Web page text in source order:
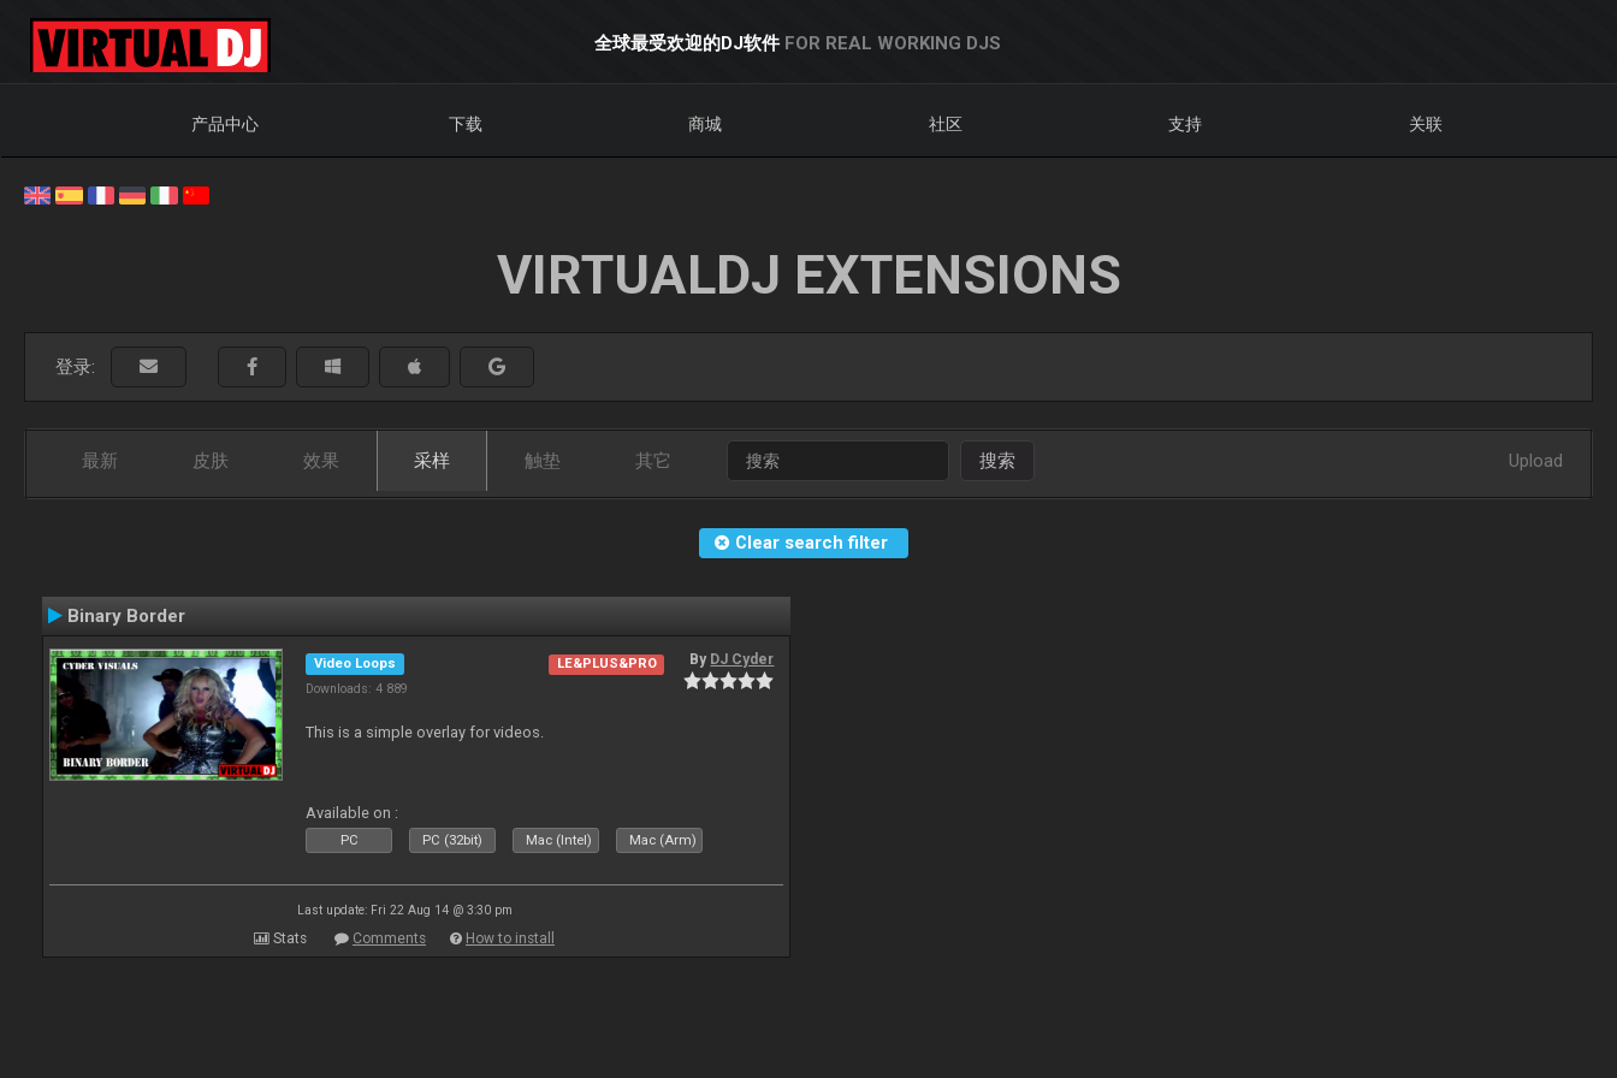
全球最受欢迎的DJ软件 FOR REAL WORKING DJS
产品中心 下载 商城 社区 支持 关联
VIRTUALDJ EXTENSIONS
登录:
最新 皮肤 效果 采样 触垫 其它 搜索 Upload
Clear search filter
Binary Border
Video Loops
Downloads: 4 889
LE&PLUS&PRO By DJ Cyder
This is a simple overlay for videos.
Available on :
PC PC (32bit) Mac (Intel) Mac (Arm)
Last update: Fri 22 Aug 14 @ 3:30 pm
Stats Comments How to install